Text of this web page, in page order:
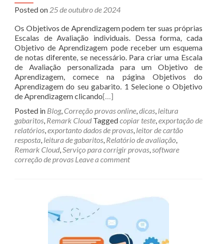
Posted on 25 de outubro de 2024
Os Objetivos de Aprendizagem podem ter suas próprias
Escalas de Avaliação individuais. Dessa forma, cada
Objetivo de Aprendizagem pode receber um esquema
de notas diferente, se necessário. Para criar uma Escala
de Avaliação personalizada para um Objetivo de
Aprendizagem, comece na página Objetivos do
Aprendizagem do seu gabarito. 1 Selecione o Objetivo
de Aprendizagem clicando[…]
Posted in Blog, Correção provas online,dicas, leitura
gabaritos, Remark Cloud Taggedcopiar teste,exportação de
relatórios,exportanto dados de provas, leitor de cartão
resposta, leitura de gabaritos, Relatório de avaliação,
Remark Cloud,Serviço para corrigir provas,software
correção de provas Leave a comment